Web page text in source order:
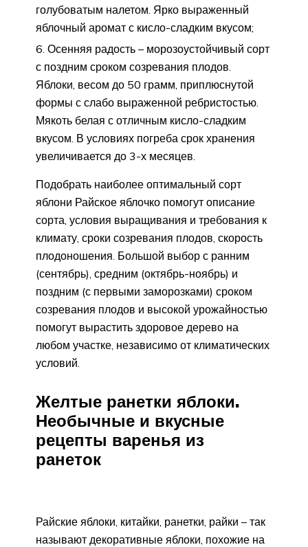
голубоватым налетом. Ярко выраженный
яблочный аромат с кисло-сладким вкусом;
Осенняя радость – морозоустойчивый сорт
с поздним сроком созревания плодов.
Яблоки, весом до 50 грамм, приплюснутой
формы с слабо выраженной ребристостью.
Мякоть белая с отличным кисло-сладким
вкусом. В условиях погреба срок хранения
увеличивается до 3-х месяцев.
Подобрать наиболее оптимальный сорт
яблони Райское яблочко помогут описание
сорта, условия выращивания и требования к
климату, сроки созревания плодов, скорость
плодоношения. Большой выбор с ранним
(сентябрь), средним (октябрь-ноябрь) и
поздним (с первыми заморозками) сроком
созревания плодов и высокой урожайностью
помогут вырастить здоровое дерево на
любом участке, независимо от климатических
условий.
Желтые ранетки яблоки.
Необычные и вкусные
рецепты варенья из
ранеток
Райские яблоки, китайки, ранетки, райки – так
называют декоративные яблоки, похожие на